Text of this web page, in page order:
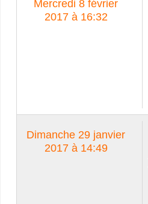
Mercredi 8 février
2017 à 16:32
Dimanche 29 janvier
2017 à 14:49